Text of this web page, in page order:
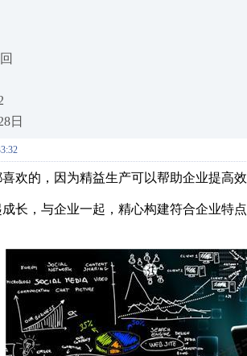
日
欢的，因为精益生产可以帮助企业提高
长，与企业一起，精心构建符合企业特